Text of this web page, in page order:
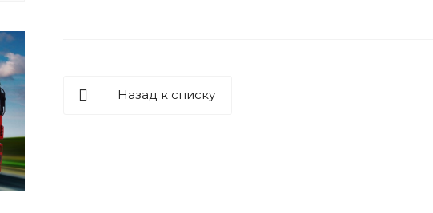
Назад к списку